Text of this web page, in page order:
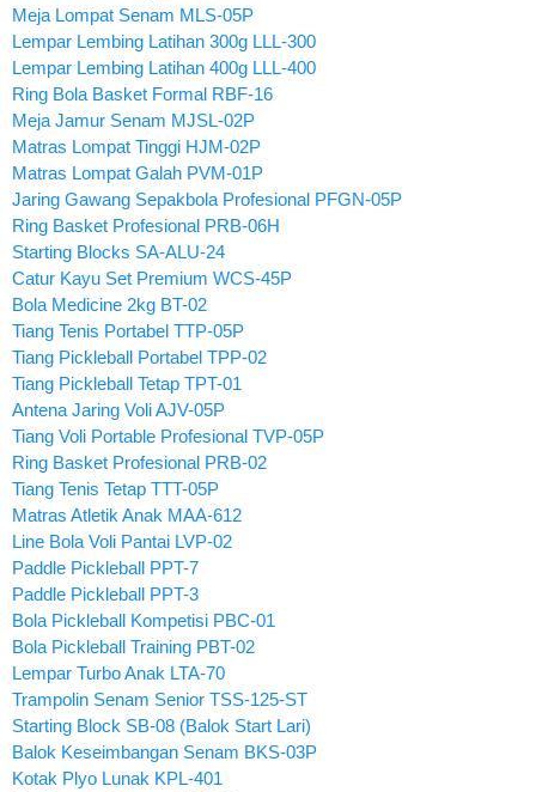
Meja Lompat Senam MLS-05P
Lempar Lembing Latihan 300g LLL-300
Lempar Lembing Latihan 400g LLL-400
Ring Bola Basket Formal RBF-16
Meja Jamur Senam MJSL-02P
Matras Lompat Tinggi HJM-02P
Matras Lompat Galah PVM-01P
Jaring Gawang Sepakbola Profesional PFGN-05P
Ring Basket Profesional PRB-06H
Starting Blocks SA-ALU-24
Catur Kayu Set Premium WCS-45P
Bola Medicine 2kg BT-02
Tiang Tenis Portabel TTP-05P
Tiang Pickleball Portabel TPP-02
Tiang Pickleball Tetap TPT-01
Antena Jaring Voli AJV-05P
Tiang Voli Portable Profesional TVP-05P
Ring Basket Profesional PRB-02
Tiang Tenis Tetap TTT-05P
Matras Atletik Anak MAA-612
Line Bola Voli Pantai LVP-02
Paddle Pickleball PPT-7
Paddle Pickleball PPT-3
Bola Pickleball Kompetisi PBC-01
Bola Pickleball Training PBT-02
Lempar Turbo Anak LTA-70
Trampolin Senam Senior TSS-125-ST
Starting Block SB-08 (Balok Start Lari)
Balok Keseimbangan Senam BKS-03P
Kotak Plyo Lunak KPL-401